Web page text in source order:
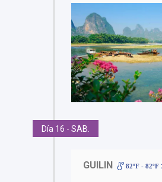
Día 16 - SAB.
GUILIN 82ºF - 82ºF